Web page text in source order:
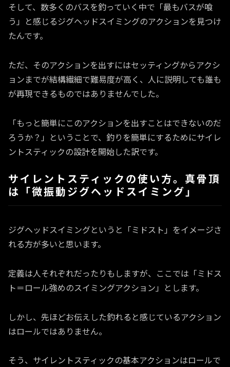
そして、数多くのバスを釣っていく中で「最もバスが喰
う」と感じるジグヘッドスイミングのアクションを見つけ
たんです。
ただ、そのアクションを出すにはセッティングからアクシ
ョンまでが結構繊細で難易度が高く、人に説明しても誰も
が再現できるものではありませんでした。
「もっと簡単にこのアクションを出すことはできないのだ
ろうか？」ということで、釣りを簡単にするためにサイレ
ントスティックの設計を開始した訳です。
サイレントスティックの使い方。真骨頂
は「微振動ジグヘッドスイミング」
ジグヘッドスイミングというと「ミドスト」をイメージさ
れる方が多いと思います。
定義は人それぞれだったりもしますが、ここでは「ミドス
ト＝ロール強めのスイミングアクション」とします。
しかし、先ほどお伝えした釣れると感じているアクション
はロールではありません。
そう、サイレントスティックの基本アクションはロールで